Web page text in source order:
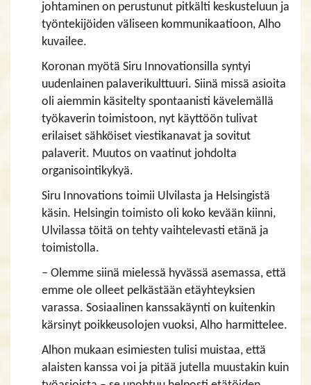
johtaminen on perustunut pitkälti keskusteluun ja
työntekijöiden väliseen kommunikaatioon, Alho
kuvailee.
Koronan myötä Siru Innovationsilla syntyi
uudenlainen palaverikulttuuri. Siinä missä asioita
oli aiemmin käsitelty spontaanisti kävelemällä
työkaverin toimistoon, nyt käyttöön tulivat
erilaiset sähköiset viestikanavat ja sovitut
palaverit. Muutos on vaatinut johdolta
organisointikykyä.
Siru Innovations toimii Ulvilasta ja Helsingistä
käsin. Helsingin toimisto oli koko kevään kiinni,
Ulvilassa töitä on tehty vaihtelevasti etänä ja
toimistolla.
– Olemme siinä mielessä hyvässä asemassa, että
emme ole olleet pelkästään etäyhteyksien
varassa. Sosiaalinen kanssakäynti on kuitenkin
kärsinyt poikkeusolojen vuoksi, Alho harmittelee.
Alhon mukaan esimiesten tulisi muistaa, että
alaisten kanssa voi ja pitää jutella muustakin kuin